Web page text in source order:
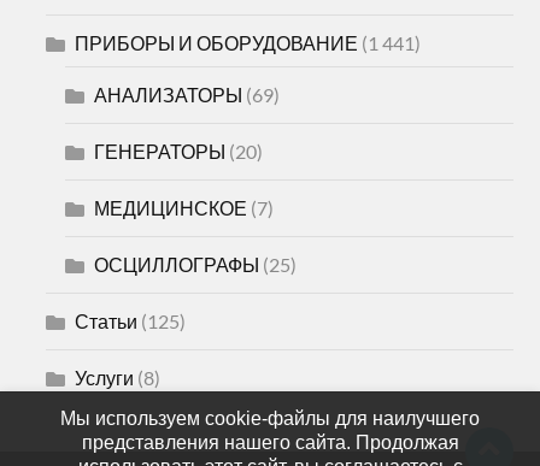
ПРИБОРЫ И ОБОРУДОВАНИЕ (1 441)
АНАЛИЗАТОРЫ (69)
ГЕНЕРАТОРЫ (20)
МЕДИЦИНСКОЕ (7)
ОСЦИЛЛОГРАФЫ (25)
Статьи (125)
Услуги (8)
Мы используем cookie-файлы для наилучшего
представления нашего сайта. Продолжая